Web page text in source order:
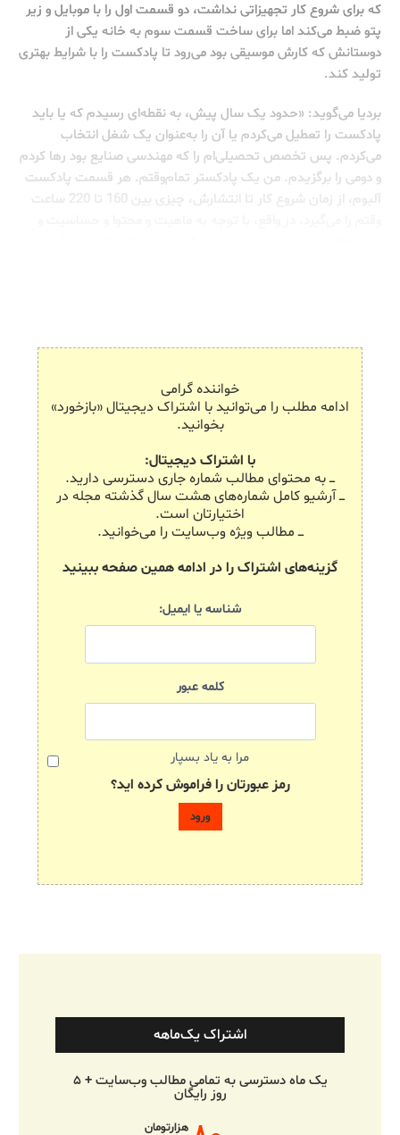
که برای شروع کار تجهیزاتی نداشت، دو قسمت اول را با موبایل و زیر
پتو ضبط می‌کند اما برای ساخت قسمت سوم به خانه یکی از
دوستانش که کارش موسیقی بود می‌رود تا پادکست را با شرایط بهتری
تولید کند.
بردیا می‌گوید: «حدود یک سال پیش، به نقطه‌ای رسیدم که یا باید
پادکست را تعطیل می‌کردم یا آن را به‌عنوان یک شغل انتخاب
می‌کردم. پس تخصص تحصیلی‌ام را که مهندسی صنایع بود رها کردم
و دومی را برگزیدم. من یک پادکستر تمام‌وقتم. هر قسمت پادکست
خواننده گرامی
ادامه مطلب را می‌توانید با اشتراک دیجیتال «بازخورد»
بخوانید.
با اشتراک دیجیتال:
ـــ به محتوای مطالب شماره جاری دسترسی دارید.
ـــ آرشیو کامل شماره‌های هشت سال گذشته مجله در
اختیارتان است.
ـــ مطالب ویژه وب‌سایت را می‌خوانید.
گزینه‌های اشتراک را در ادامه همین صفحه ببینید
شناسه یا ایمیل:
کلمه عبور
مرا به یاد بسپار
رمز عبورتان را فراموش کرده اید؟
اشتراک یک‌ماهه
یک ماه دسترسی به تمامی مطالب وب‌سایت + ۵
روز رایگان
هزارتومان